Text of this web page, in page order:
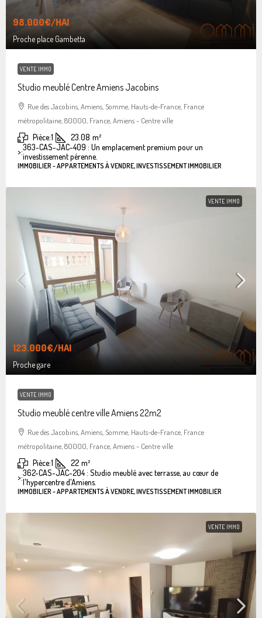
98.000€/HAI
Proche place Gambetta
VENTE IMMO
Studio meublé Centre Amiens Jacobins
Rue des Jacobins, Amiens, Somme, Hauts-de-France, France
métropolitaine, 80000, France, Amiens - Centre ville
Pièce:1 23.08 m²
>:363-CAS-JAC-409 : Un emplacement premium pour un
investissement pérenne.
IMMOBILIER - APPARTEMENTS À VENDRE, INVESTISSEMENT IMMOBILIER
VENTE IMMO
123.000€/HAI
Proche gare
VENTE IMMO
Studio meublé centre ville Amiens 22m2
Rue des Jacobins, Amiens, Somme, Hauts-de-France, France
métropolitaine, 80000, France, Amiens - Centre ville
Pièce:1 22 m²
>:362-CAS-JAC-204 : Studio meublé avec terrasse, au cœur de
l'hypercentre d'Amiens.
IMMOBILIER - APPARTEMENTS À VENDRE, INVESTISSEMENT IMMOBILIER
VENTE IMMO